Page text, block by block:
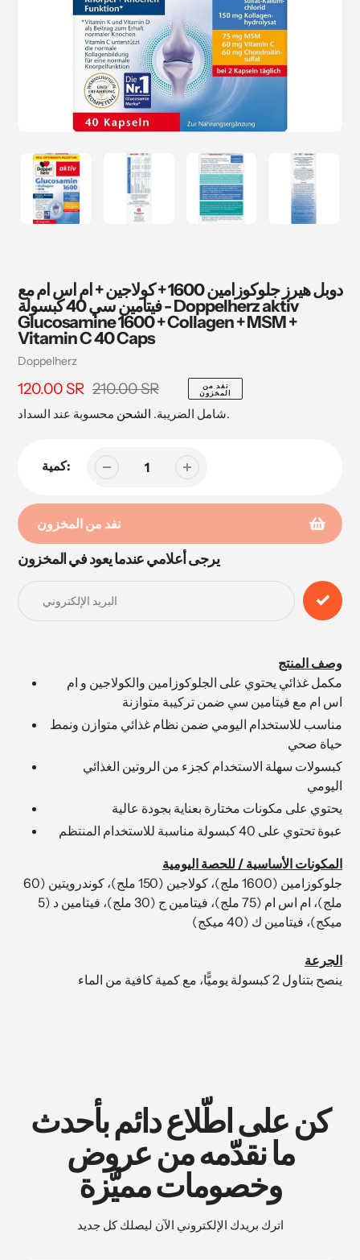
دوبل هيرز جلوكوزامين 1600 + كولاجين + ام اس ام مع
فيتامين سي 40 كبسولة - Doppelherz aktiv
Glucosamine 1600 + Collagen + MSM +
Vitamin C 40 Caps
بائع
Doppelherz
سعر
البيع
120.00 SR
السعر 210.00 SR
نفد من
المخزون
شامل الضريبة. الشحن محسوبة عند السداد.
كمية:
نفد من المخزون
إضافة
يرجى أعلامي عندما يعود في المخزون
وصف المنتج
مكمل غذائي يحتوي على الجلوكوزامين والكولاجين و ام
اس ام مع فيتامين سي ضمن تركيبة متوازنة
مناسب للاستخدام اليومي ضمن نظام غذائي متوازن ونمط
حياة صحي
كبسولات سهلة الاستخدام كجزء من الروتين الغذائي
اليومي
يحتوي على مكونات مختارة بعناية بجودة عالية
عبوة تحتوي على 40 كبسولة مناسبة للاستخدام المنتظم
المكونات الأساسية / للحصة اليومية
جلوكوزامين (1600 ملج)، كولاجين (150 ملج)، كوندرويتين (60
ملج)، ام اس ام (75 ملج)، فيتامين ج (30 ملج)، فيتامين د (5
ميكج)، فيتامين ك (40 ميكج)
الجرعة
ينصح بتناول 2 كبسولة يوميًّا، مع كمية كافية من الماء
كن على اطّلاع دائم بأحدث
ما نقدّمه من عروض
وخصومات مميَّزة
اترك بريدك الإلكتروني الآن ليصلك كل جديد